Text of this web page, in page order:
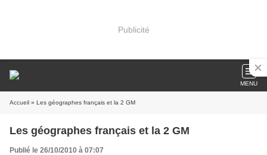
Publicité
MENU
Accueil » Les géographes français et la 2 GM
Les géographes français et la 2 GM
Publié le 26/10/2010 à 07:07